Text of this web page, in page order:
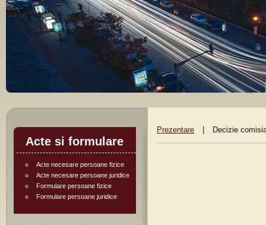
Acte si formulare
Acte necesare persoane fizice
Acte necesare persoane juridice
Formulare persoane fizice
Formulare persoane juridice
Prezentare Decizie